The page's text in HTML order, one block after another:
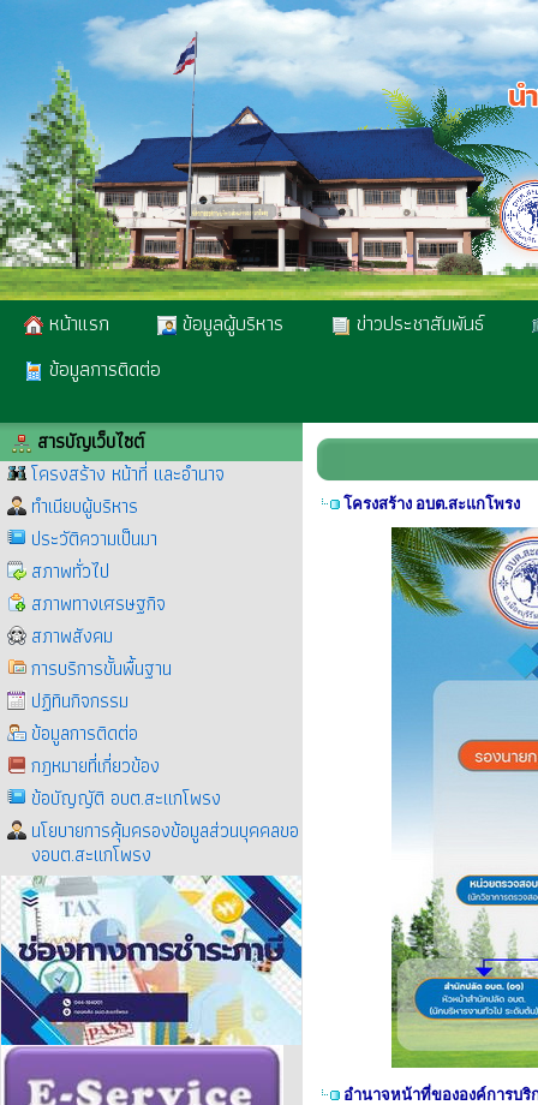
หน้าแรก ข้อมูลผู้บริหาร
ข่าวประชาสัมพันธ์
ข้อมูลการติดต่อ
สารบัญเว็บไซต์
โครงสร้าง หน้าที่ และอำนาจ
ทำเนียบผู้บริหาร
ประวัติความเป็นมา
สภาพทั่วไป
สภาพทางเศรษฐกิจ
สภาพสังคม
การบริการขั้นพื้นฐาน
ปฏิทินกิจกรรม
ข้อมูลการติดต่อ
กฎหมายที่เกี่ยวข้อง
ข้อบัญญัติ อบต.สะแกโพรง
นโยบายการคุ้มครองข้อมูลส่วนบุคคลขอ
งอบต.สะแกโพรง
โครงสร้าง อบต.สะแกโพรง
อำนาจหน้าที่ขององค์การบริ